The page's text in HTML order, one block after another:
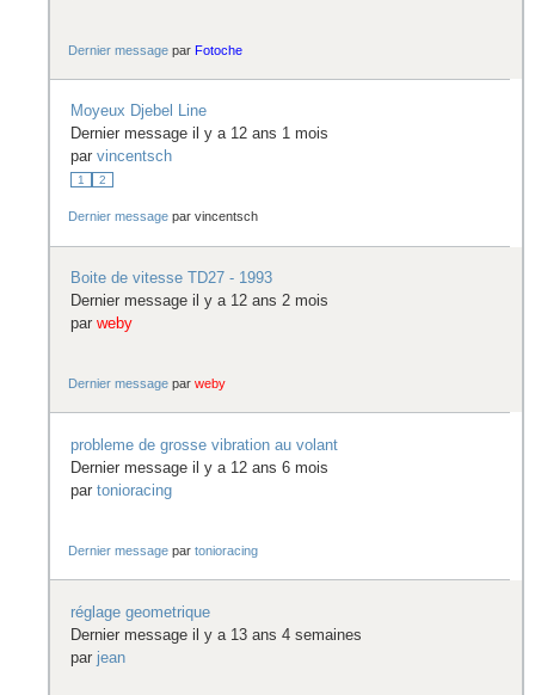
Dernier message par Fotoche
Moyeux Djebel Line
Dernier message il y a 12 ans 1 mois
par vincentsch
1 2
Dernier message parvincentsch
Boite de vitesse TD27 - 1993
Dernier message il y a 12 ans 2 mois
par weby
Dernier message parweby
probleme de grosse vibration au volant
Dernier message il y a 12 ans 6 mois
par tonioracing
Dernier message partonioracing
réglage geometrique
Dernier message il y a 13 ans 4 semaines
par jean